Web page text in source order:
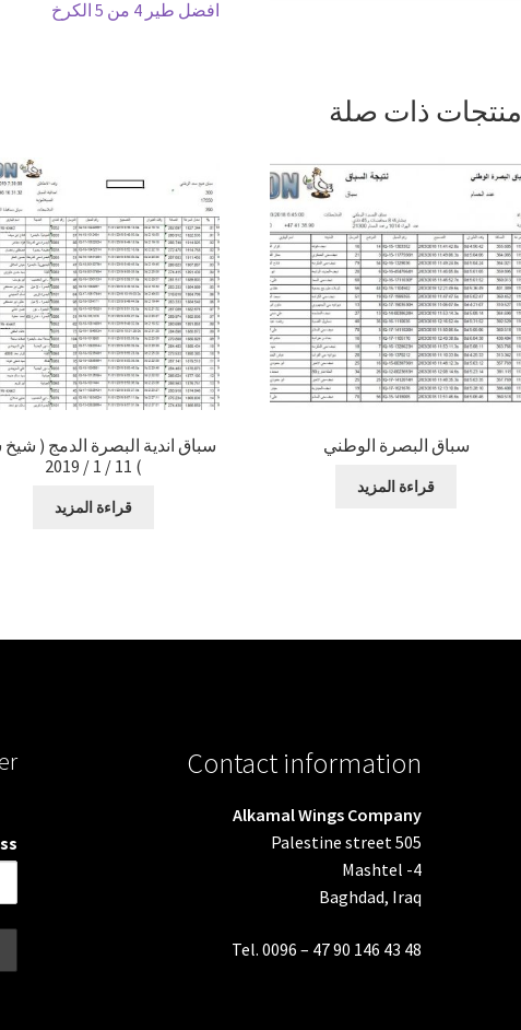
افضل طير 4 من 5 الكرخ
منتجات ذات صلة
سباق البصرة الوطني
قراءة المزيد
سباق اندية البصرة الدمج (
) 11 / 1 / 2019
قراءة المزيد
Contact information
Alkamal Wings Company
Palestine street 505
Mashtel -4
Baghdad, Iraq
Tel. 0096 – 47 90 146 43 48